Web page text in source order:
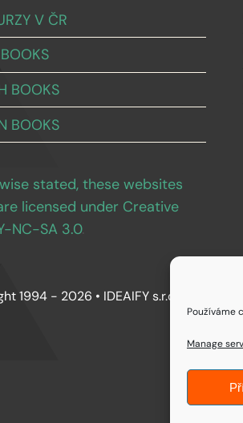
Používáme
Manage
V ČR
BOOKS
BOOKS
stated, these websites
licensed under Creative
NC-SA 3.0.
1994 - 2026 • IDEAIFY s.r.o.